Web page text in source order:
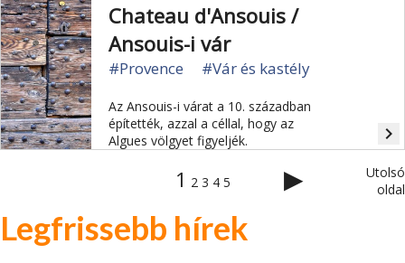
Chateau d'Ansouis /
Ansouis-i vár
#Provence #Vár és kastély
Az Ansouis-i várat a 10. században
építették, azzal a céllal, hogy az
Algues völgyet figyeljék.
navigate_next
1 2 3 4 5 ▶
Utolsó
oldal
Legfrissebb hírek